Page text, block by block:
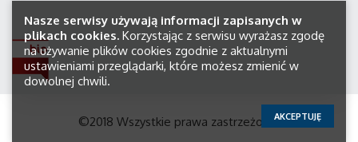
©2018 Wszystkie prawa zastrzeżone.
Nasze serwisy używają informacji zapisanych w
plikach cookies. Korzystając z serwisu wyrażasz zgodę
na używanie plików cookies zgodnie z aktualnymi
ustawieniami przeglądarki, które możesz zmienić w
dowolnej chwili.
AKCEPTUJĘ